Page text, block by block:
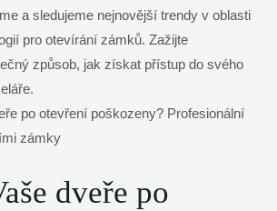
a sledujeme nejnovější trendy v oblasti
pro otevírání zámků. Zažijte
způsob, jak získat přístup do svého
dveře po